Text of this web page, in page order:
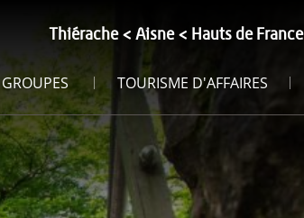
Thiérache Aisne Hauts de France
GROUPES TOURISME D'AFFAIRES